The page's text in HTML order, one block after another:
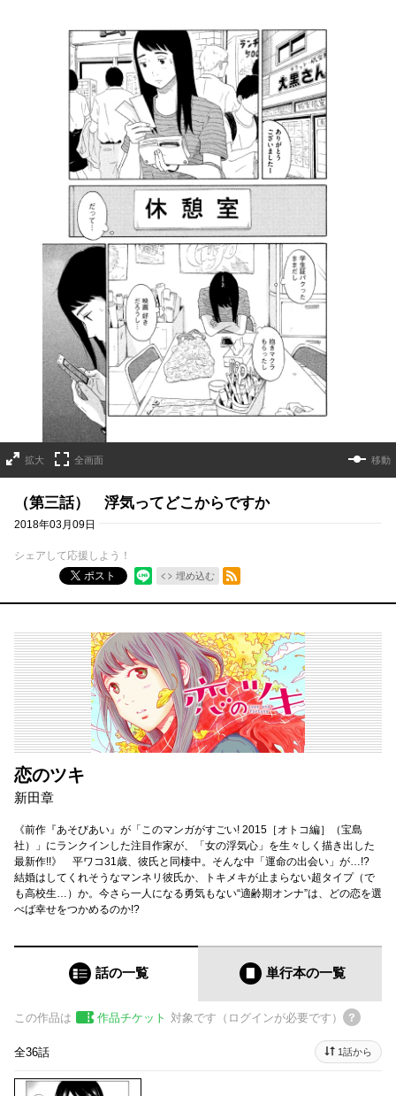
拡大 全画面 移動
（第三話） 浮気ってどこからですか
2018年03月09日
シェアして応援しよう！
ポスト
埋め込む
RSSフィード
恋のツキ
新田章
《前作『あそびあい』が「このマンガがすごい! 2015［オトコ編］（宝島
社）」にランクインした注目作家が、「女の浮気心」を生々しく描き出した
最新作!!》 平ワコ31歳、彼氏と同棲中。そんな中「運命の出会い」が…!?
結婚はしてくれそうなマンネリ彼氏か、トキメキが止まらない超タイプ（で
も高校生…）か。今さら一人になる勇気もない“適齢期オンナ”は、どの恋を選
べば幸せをつかめるのか!?
話の一覧 単行本の一覧
この作品は 作品チケット 対象です（ログインが必要です）
全36話 1話から